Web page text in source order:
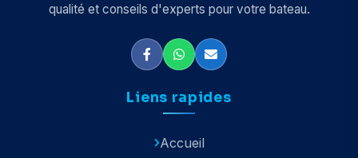
qualité et conseils d'experts pour votre bateau.
Liens rapides
Accueil